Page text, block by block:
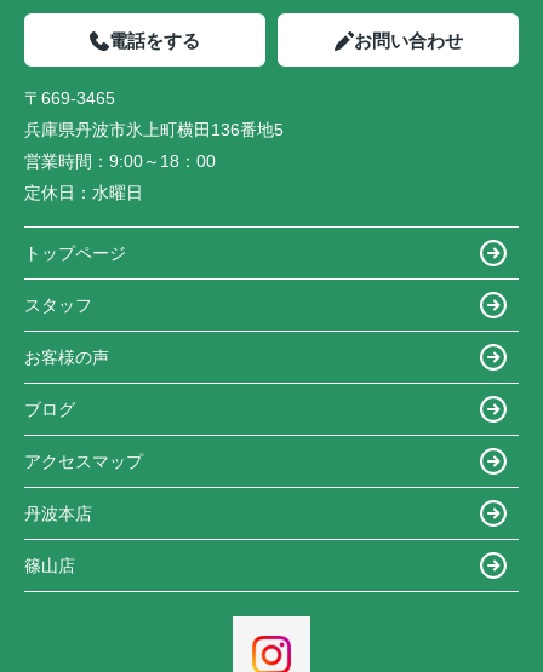
電話をする お問い合わせ
〒669-3465
兵庫県丹波市氷上町横田136番地5
営業時間： 9:00～18：00
定休日： 水曜日
トップページ
スタッフ
お客様の声
ブログ
アクセスマップ
丹波本店
篠山店